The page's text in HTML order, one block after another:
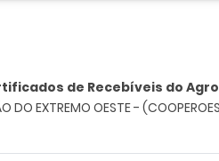
de Recebíveis do
DO EXTREMO OESTE -